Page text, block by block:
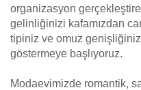
organizasyon
gelinliğinizi kafamızdan
tipiniz ve omuz
göstermeye başlıyoruz.
Modaevimizde romantik,